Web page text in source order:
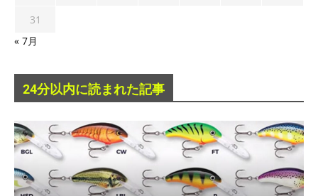
31
« 7月
24分以内に読まれた記事